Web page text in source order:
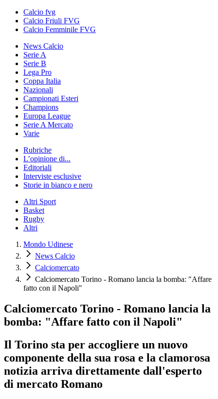
Calcio fvg
Calcio Friuli FVG
Calcio Femminile FVG
News Calcio
Serie A
Serie B
Lega Pro
Coppa Italia
Nazionali
Campionati Esteri
Champions
Europa League
Serie A Mercato
Varie
Rubriche
L’opinione di...
Editoriali
Interviste esclusive
Storie in bianco e nero
Altri Sport
Basket
Rugby
Altri
Mondo Udinese
News Calcio
Calciomercato
Calciomercato Torino - Romano lancia la bomba: "Affare
fatto con il Napoli"
Calciomercato Torino - Romano lancia la
bomba: "Affare fatto con il Napoli"
Il Torino sta per accogliere un nuovo
componente della sua rosa e la clamorosa
notizia arriva direttamente dall'esperto
di mercato Romano